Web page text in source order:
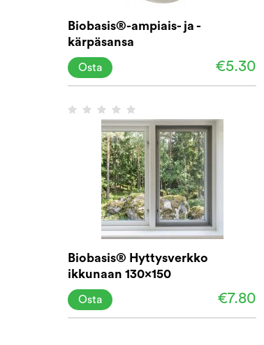
Biobasis®-ampiais- ja -
kärpäsansa
€5.30
Osta
Biobasis® Hyttysverkko
ikkunaan 130x150
€7.80
Osta